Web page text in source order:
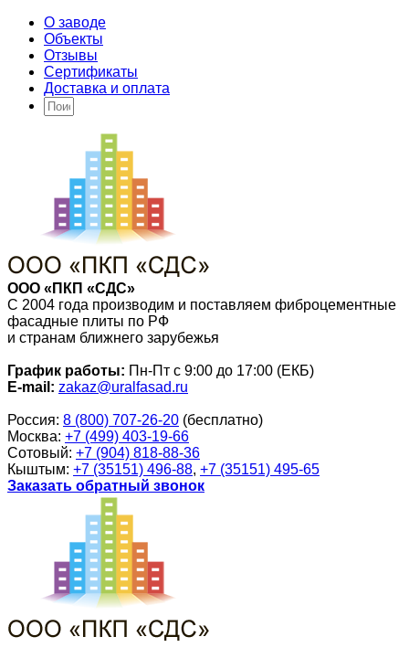
О заводе
Объекты
Отзывы
Сертификаты
Доставка и оплата
ООО «ПКП «СДС»
С 2004 года производим и поставляем фиброцементные
фасадные плиты по РФ
и странам ближнего зарубежья
График работы: Пн-Пт с 9:00 до 17:00 (ЕКБ)
E-mail: zakaz@uralfasad.ru
Россия: 8 (800) 707-26-20 (бесплатно)
Москва: +7 (499) 403-19-66
Сотовый: +7 (904) 818-88-36
Кыштым: +7 (35151) 496-88, +7 (35151) 495-65
Заказать обратный звонок